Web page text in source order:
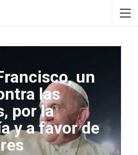
un
las
por la
y a favor de